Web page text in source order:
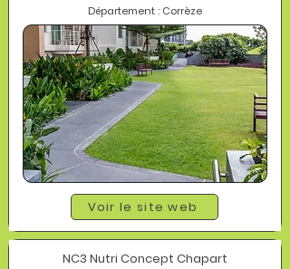
Département : Corrèze
Voir le site web
NC3 Nutri Concept Chapart